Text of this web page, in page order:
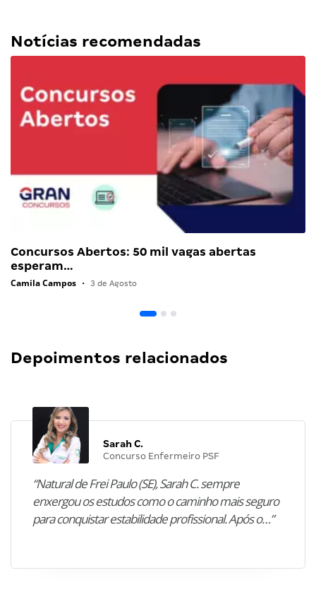
Notícias recomendadas
Concursos Abertos: 50 mil vagas abertas
esperam…
Camila Campos • 3 de Agosto
Depoimentos relacionados
Sarah C.
Concurso Enfermeiro PSF
“Natural de Frei Paulo (SE), Sarah C. sempre
enxergou os estudos como o caminho mais seguro
para conquistar estabilidade profissional. Após o…”